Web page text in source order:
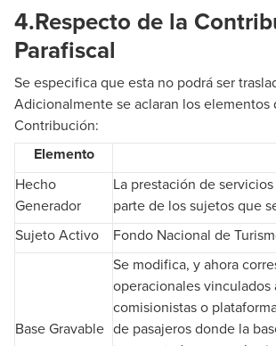
4.Respecto de la
Parafiscal
Se especifica que esta no podrá ser
Adicionalmente se aclaran los elementos
Contribución:
Elemento
Hecho
Generador
La prestación de
parte de los sujetos que
Sujeto Activo
Fondo Nacional de
Base Gravable
Se modifica, y ahora
operacionales vinculados
comisionistas o
de pasajeros donde la